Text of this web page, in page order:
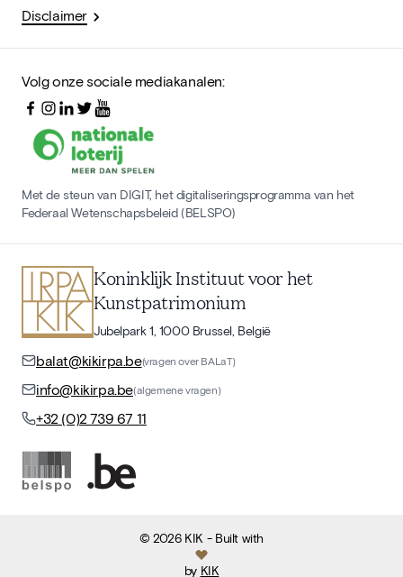
Disclaimer
Volg onze sociale mediakanalen:
Met de steun van DIGIT, het digitaliseringsprogramma van het
Federaal Wetenschapsbeleid (BELSPO)
Koninklijk Instituut voor het
Kunstpatrimonium
Jubelpark 1, 1000 Brussel, België
balat@kikirpa.be(vragen over BALaT)
info@kikirpa.be(algemene vragen)
+32 (0)2 739 67 11
©2026 KIK - Built with
by KIK